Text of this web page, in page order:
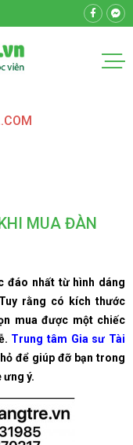
MUA ĐÀN
đáo nhất từ hình dáng
rằng có kích thước
mua được một chiếc
Trung tâm Gia sư Tài
để giúp đỡ bạn trong
ưng ý.